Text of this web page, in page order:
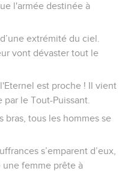
l'armée destinée à
extrémité du ciel.
vont dévaster tout le
est proche ! Il vient
le Tout-Puissant.
bras, tous les hommes se
s’emparent d’eux,
femme prête à